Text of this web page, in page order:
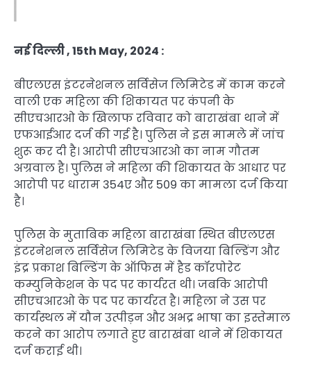
नई दिल्ली , 15th May, 2024 :
बीएलएस इंटरनेशनल सर्विसेज लिमिटेड में काम करने
वाली एक महिला की शिकायत पर कंपनी के
सीएचआरओ के खिलाफ रविवार को बाराखंबा थाने में
एफआईआर दर्ज की गई है। पुलिस ने इस मामले में जांच
शुरू कर दी है। आरोपी सीएचआरओ का नाम गौतम
अग्रवाल है। पुलिस ने महिला की शिकायत के आधार पर
आरोपी पर धाराम 354ए और 509 का मामला दर्ज किया
है।
पुलिस के मुताबिक महिला बाराखंबा स्थित बीएलएस
इंटरनेशनल सर्विसेज लिमिटेड के विजया बिल्डिंग और
इंद्र प्रकाश बिल्डिंग के ऑफिस में हैड कॉरपोरेट
कम्युनिकेशन के पद पर कार्यरत थी। जबकि आरोपी
सीएचआरओ के पद पर कार्यरत है। महिला ने उस पर
कार्यस्थल में यौन उत्पीड़न और अभद्र भाषा का इस्तेमाल
करने का आरोप लगाते हुए बाराखंबा थाने में शिकायत
दर्ज कराई थी।